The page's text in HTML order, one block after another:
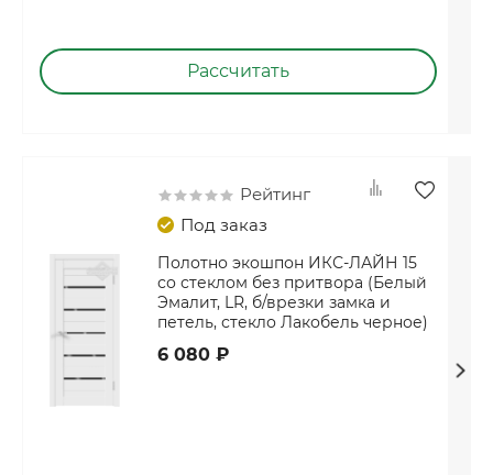
Рассчитать
Рейтинг
Под заказ
Полотно экошпон ИКС-ЛАЙН 15
со стеклом без притвора (Белый
Эмалит, LR, б/врезки замка и
петель, стекло Лакобель черное)
6 080 ₽